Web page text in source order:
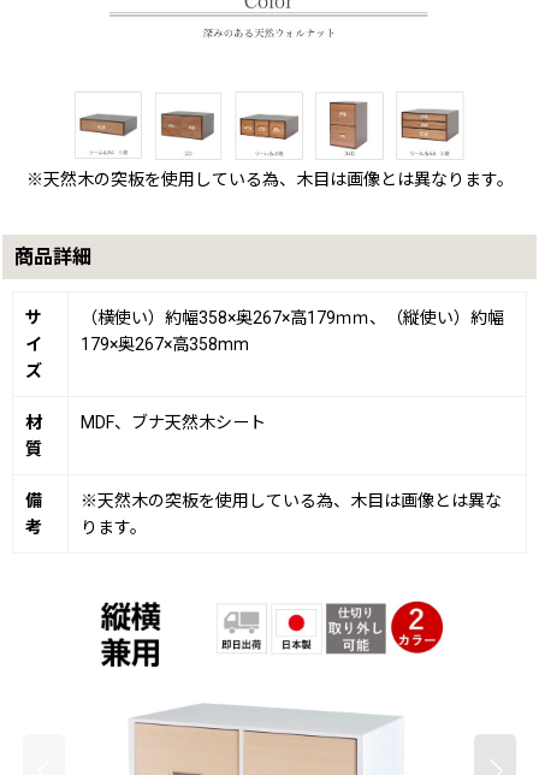
※天然木の突板を使用している為、木目は画像とは異なります。
商品詳細
サ
イ
ズ
（横使い）約幅358×奥267×高179ｍｍ、（縦使い）約幅
179×奥267×高358mm
材
質
MDF、ブナ天然木シート
備
考
※天然木の突板を使用している為、木目は画像とは異な
ります。